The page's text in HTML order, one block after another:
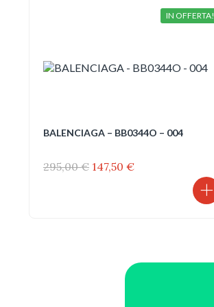
IN OFFERTA!
BALENCIAGA – BB0344O – 004
295,00€ Il
147,50 €Il